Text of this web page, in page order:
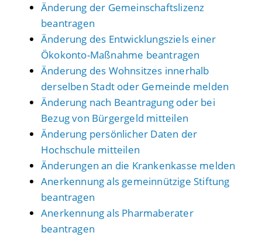
Änderung der Gemeinschaftslizenz
beantragen
Änderung des Entwicklungsziels einer
Ökokonto-Maßnahme beantragen
Änderung des Wohnsitzes innerhalb
derselben Stadt oder Gemeinde melden
Änderung nach Beantragung oder bei
Bezug von Bürgergeld mitteilen
Änderung persönlicher Daten der
Hochschule mitteilen
Änderungen an die Krankenkasse melden
Anerkennung als gemeinnützige Stiftung
beantragen
Anerkennung als Pharmaberater
beantragen